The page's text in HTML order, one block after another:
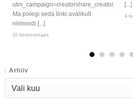
utm_campaign=creatorshare_creator
Ma polegi seda linki avalikult
niimoodi [...]
10 kommentaari
[...]
4
Arhiiv
Arhiiv